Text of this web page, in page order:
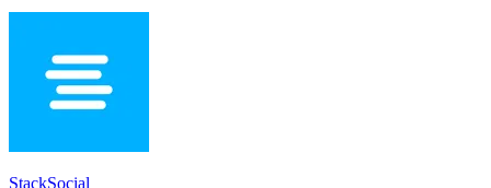
StackSocial